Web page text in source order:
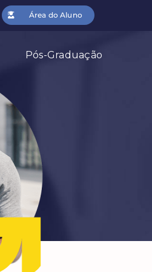
Área do Aluno
Pós-Graduação